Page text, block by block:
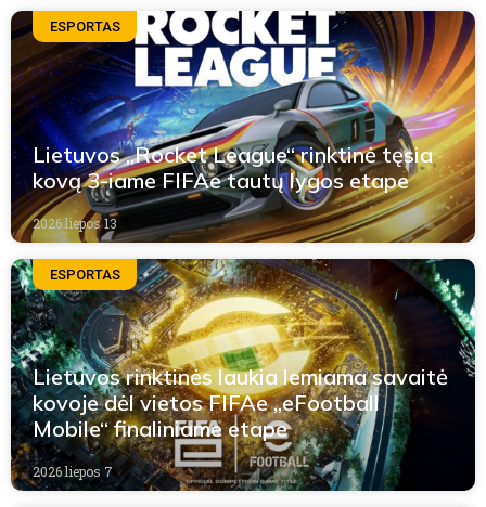
ESPORTAS
Lietuvos „Rocket League“ rinktinė tęsia
kovą 3-iame FIFAe tautų lygos etape
2026 liepos 13
ESPORTAS
Lietuvos rinktinės laukia lemiama savaitė
kovoje dėl vietos FIFAe „eFootball
Mobile“ finaliniame etape
2026 liepos 7